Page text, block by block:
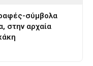
σύμβολα
στην αρχαία